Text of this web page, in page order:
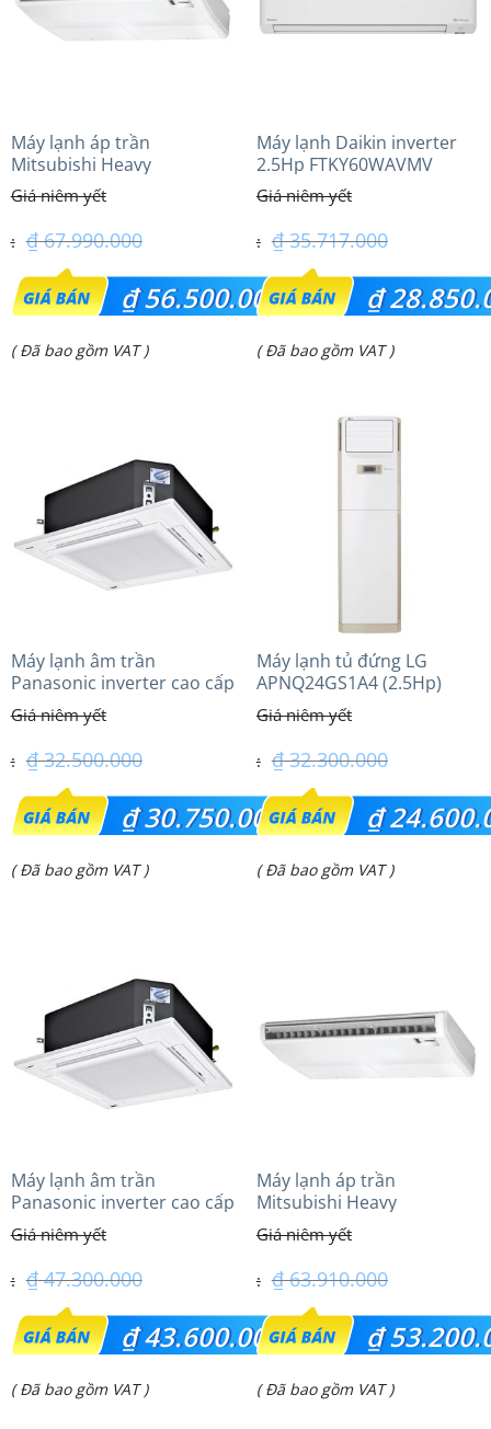
Máy lạnh áp trần
Mitsubishi Heavy
FDE140VG (6.0Hp) Cao cấp
– 1 Pha
₫67.990.000
Giá
gốc
là:
₫56.500.000
Giá
₫ 56.500.000.
( Đã bao gồm VAT )
Máy lạnh Daikin inverter
2.5Hp FTKY60WAVMV
₫35.717.000
Giá
gốc
là:
₫
Giá
( Đã bao gồm VAT )
Máy lạnh âm trần
Panasonic inverter cao cấp
(3.0Hp) S-2430PU3HA/U-
24PRH1H5
₫32.500.000
Giá
gốc
là:
₫30.750.000
Giá
₫ 30.750.000.
( Đã bao gồm VAT )
Máy lạnh tủ đứng LG
APNQ24GS1A4 (2.5Hp)
Inverter
₫32.300.000
Giá
gốc
là:
₫
Giá
₫ 24.600.000.
( Đã bao gồm VAT )
Máy lạnh âm trần
Panasonic inverter cao cấp
(6.0Hp) S-3448PU3HA/U-
48PRH1H5
₫47.300.000
Giá
gốc
là:
₫43.600.000
Giá
( Đã bao gồm VAT )
Máy lạnh áp trần
Mitsubishi Heavy
FDE125VG (5.0Hp) Cao cấp
– 1 Pha
₫63.910.000
Giá
gốc
là:
₫
Giá
( Đã bao gồm VAT )